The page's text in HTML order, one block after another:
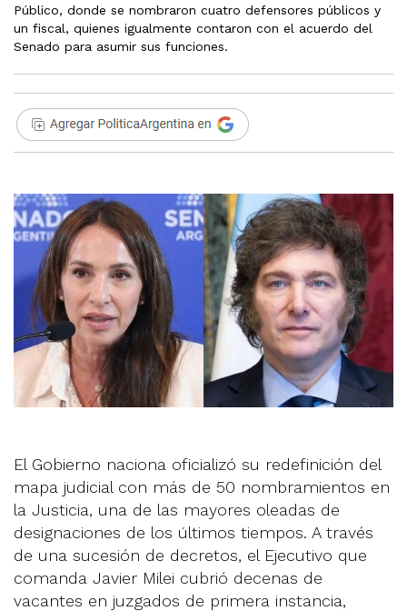
Público, donde se nombraron cuatro defensores públicos y
un fiscal, quienes igualmente contaron con el acuerdo del
Senado para asumir sus funciones.
El Gobierno naciona oficializó su redefinición del
mapa judicial con más de 50 nombramientos en
la Justicia, una de las mayores oleadas de
designaciones de los últimos tiempos. A través
de una sucesión de decretos, el Ejecutivo que
comanda Javier Milei cubrió decenas de
vacantes en juzgados de primera instancia,